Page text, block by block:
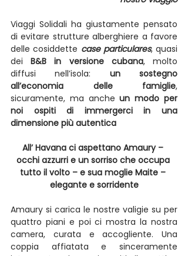
Viaggi Solidali ha giustamente pensato
di evitare strutture alberghiere a favore
delle cosiddette case particulares, quasi
dei B&B in versione cubana, molto
diffusi nell’isola: un sostegno
all’economia delle famiglie,
sicuramente, ma anche un modo per
noi ospiti di immergerci in una
dimensione più autentica
All’ Havana ci aspettano Amaury –
occhi azzurri e un sorriso che occupa
tutto il volto – e sua moglie Maite –
elegante e sorridente
Amaury si carica le nostre valigie su per
quattro piani e poi ci mostra la nostra
camera, curata e accogliente. Una
coppia affiatata e sinceramente